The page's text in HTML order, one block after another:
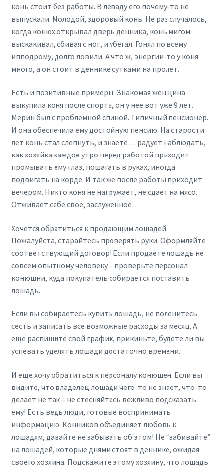
конь стоит без работы. В леваду его почему-то не
выпускали. Молодой, здоровый конь. Не раз случалось,
когда конюх открывал дверь денника, конь мигом
выскакивал, сбивая с ног, и убегал. Гонял по всему
ипподрому, долго ловили. А что ж, энергии-то у коня
много, а он стоит в деннике сутками на пролет.
Есть и позитивные примеры. Знакомая женщина
выкупила коня после спорта, он у нее вот уже 9 лет.
Мерин был с проблемной спиной. Типичный пенсионер.
И она обеспечила ему достойную пенсию. На старости
лет конь стал слепнуть, и знаете… радует наблюдать,
как хозяйка каждое утро перед работой приходит
промывать ему глаз, пошагать в руках, иногда
подвигать на корде. И так же после работы приходит
вечером. Никто коня не нагружает, не сдает на мясо.
Отживает себе свое, заслуженное…
Хочется обратиться к продающим лошадей.
Пожалуйста, старайтесь проверять руки. Оформляйте
соответствующий договор! Если продаете лошадь не
совсем опытному человеку – проверьте персонал
конюшни, куда покупатель собирается поставить
лошадь.
Если вы собираетесь купить лошадь, не поленитесь
сесть и записать все возможные расходы за месяц. А
еще распишите свой график, прикиньте, будете ли вы
успевать уделять лошади достаточно времени.
И еще хочу обратиться к персоналу конюшен. Если вы
видите, что владелец лошади чего-то не знает, что-то
делает не так – не стесняйтесь вежливо подсказать
ему! Есть ведь люди, готовые воспринимать
информацию. Конников объединяет любовь к
лошадям, давайте не забывать об этом! Не “забивайте”
на лошадей, которые днями стоят в деннике, ожидая
своего хозяина. Подскажите этому хозяину, что лошадь